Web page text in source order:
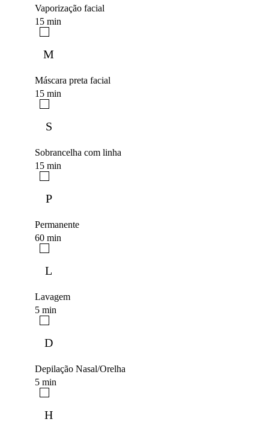
Vaporização facial
15 min
M
Máscara preta facial
15 min
S
Sobrancelha com linha
15 min
P
Permanente
60 min
L
Lavagem
5 min
D
Depilação Nasal/Orelha
5 min
H